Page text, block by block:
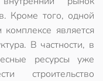
Кроме того, одной
является
В частности, в
ресурсы уже
строительство